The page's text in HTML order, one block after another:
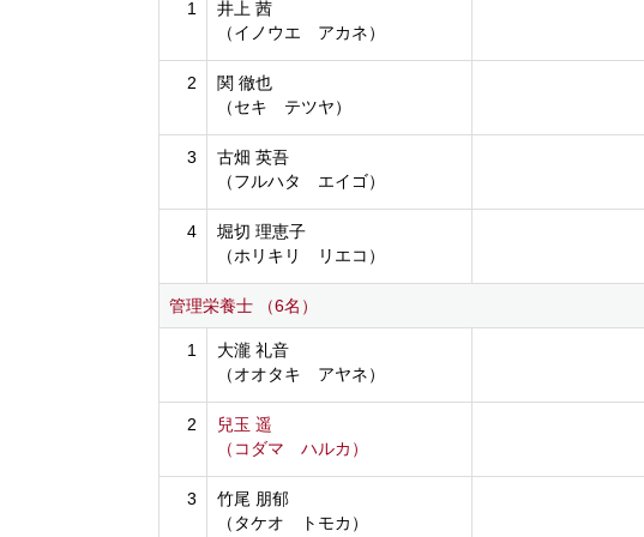
1
井上 茜
（イノウエ アカネ）
2
関 徹也
（セキ テツヤ）
3
古畑 英吾
（フルハタ エイゴ）
4
堀切 理恵子
（ホリキリ リエコ）
管理栄養士 （6名）
1
大瀧 礼音
（オオタキ アヤネ）
2
兒玉 遥
（コダマ ハルカ）
3
竹尾 朋郁
（タケオ トモカ）